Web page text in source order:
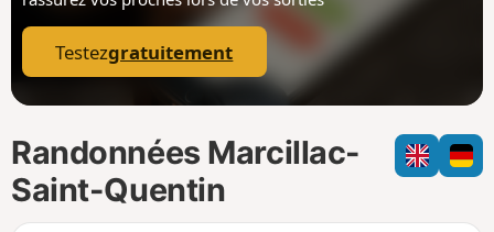
p
Testezgratuitement
Randonnées Marcillac-
Saint-Quentin